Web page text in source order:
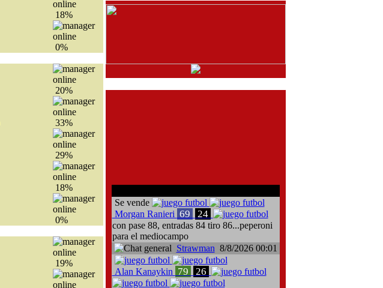
18%
0%
20%
33%
29%
18%
0%
19%
Se vende
Morgan Ranieri 69 24
con pase 88, entradas 84 tiro 86...peperoni
para el mediocampo
Strawman 8/8/2026 00:01
Alan Kanaykin 79 26